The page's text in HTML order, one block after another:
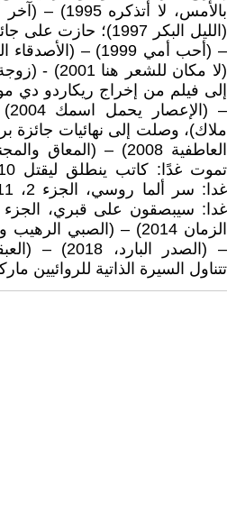
(الليل البكر 1997)؛
–
ملاك)، وصلت إلى نهائيات جائزة
تتناول السيرة الذاتية للروائيين